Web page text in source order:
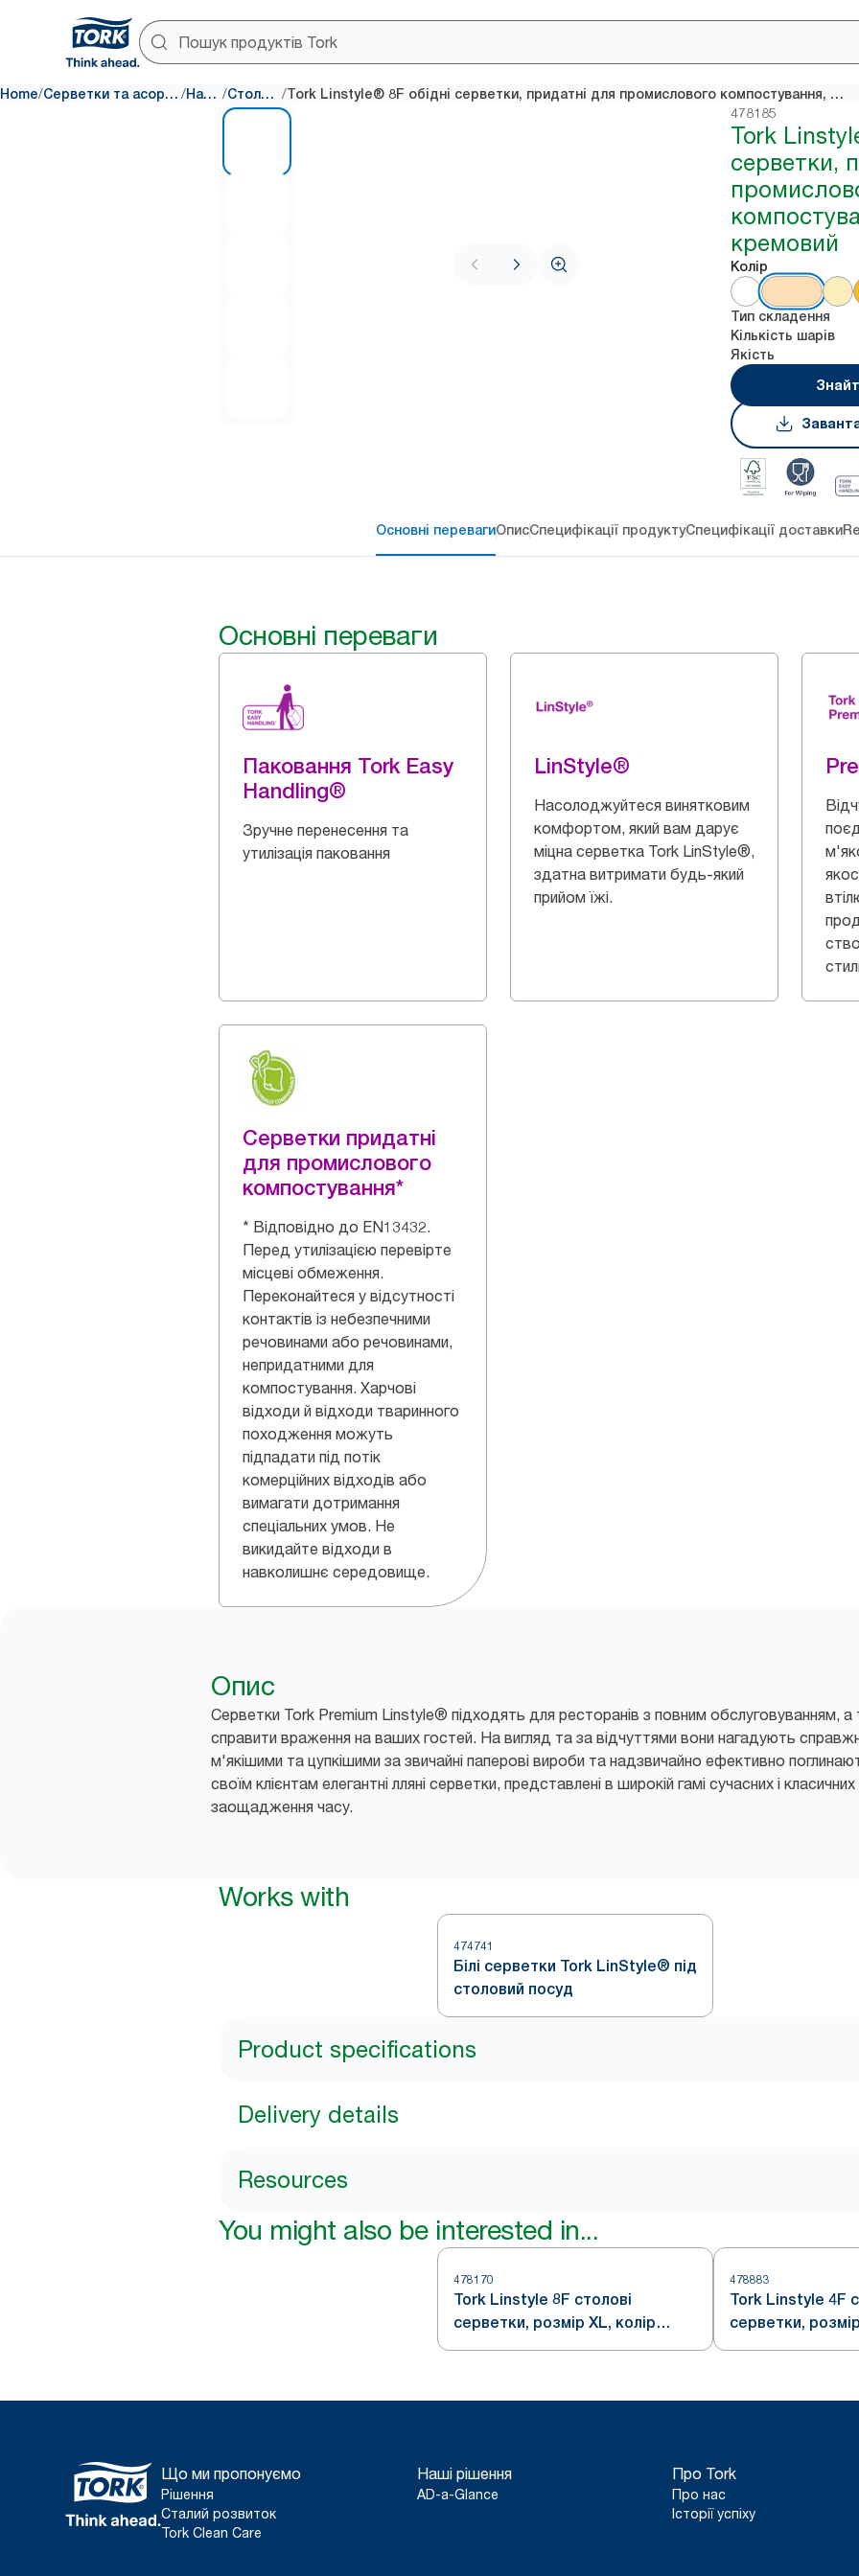
Home/ Серветки та асортимент для декору столу / Наповнення / Столові серветки / Tork Linstyle® 8F обідні серветки, придатні для промислового компостування, колір кремовий
478185
Tork
серветки,
кремовий
Колір
Тип складення
Кількість шарів
Якість
Основні перевагиОписСпецифікації продуктуСпецифікації доставки
Основні переваги
Паковання Tork Easy
Handling®
Зручне перенесення та
утилізація паковання
LinStyle®
Насолоджуйтеся винятковим
комфортом, який вам дарує
міцна серветка Tork LinStyle®,
здатна витримати будь-який
прийом їжі.
Серветки придатні
для промислового
компостування*
* Відповідно до EN13432.
Перед утилізацією перевірте
місцеві обмеження.
Переконайтеся у відсутності
контактів із небезпечними
речовинами або речовинами,
непридатними для
компостування. Харчові
відходи й відходи тваринного
походження можуть
підпадати під потік
комерційних відходів або
вимагати дотримання
спеціальних умов. Не
викидайте відходи в
навколишнє середовище.
Опис
Серветки Tork Premium Linstyle® підходять для ресторанів з повним обслуговуванням,
справити враження на ваших гостей. На вигляд та за відчуттями вони нагадують
м'якішими та цупкішими за звичайні паперові вироби та надзвичайно ефективно
своїм клієнтам елегантні лляні серветки, представлені в широкій гамі сучасних і
заощадження часу.
Works with
474741
Білі серветки Tork LinStyle® під
столовий посуд
Product specifications
Delivery details
Resources
You might also be interested in...
478170
Tork Linstyle 8F столові
серветки, розмір XL, колір
білий
478883
Tork Linstyle 4F
серветки,
білий
Що ми пропонуємо
Рішення
Сталий розвиток
Tork Clean Care
Наші рішення
AD-a-Glance
Про Tork
Про нас
Історії успіху